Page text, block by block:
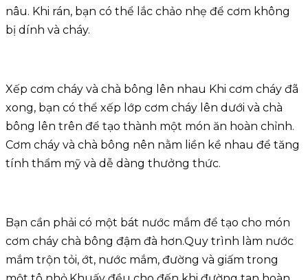
nâu. Khi rán, bạn có thể lắc chảo nhẹ để cơm không
bị dính và cháy.
Xếp cơm cháy và chà bông lên nhau Khi cơm cháy đã
xong, bạn có thể xếp lớp cơm cháy lên dưới và chà
bông lên trên để tạo thành một món ăn hoàn chỉnh.
Cơm cháy và chà bông nên nằm liền kề nhau để tăng
tính thẩm mỹ và dễ dàng thưởng thức.
Bạn cần phải có một bát nước mắm để tạo cho món
cơm cháy chà bông đậm đà hơn.Quy trình làm nước
mắm trộn tỏi, ớt, nước mắm, đường và giấm trong